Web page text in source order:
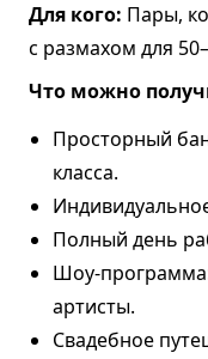
Для кого: Пары,
с размахом для
Что можно
Просторный
класса.
Полный день
Шоу-
артисты.
Свадебное